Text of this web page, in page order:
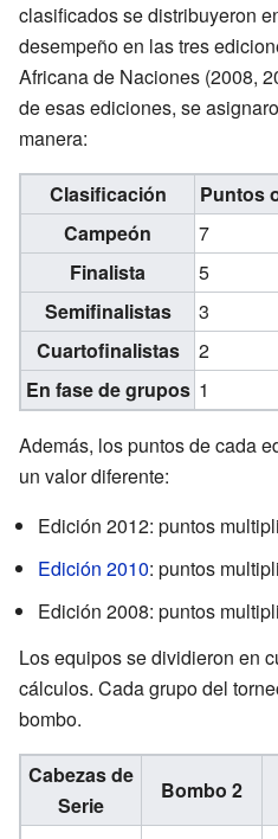
clasificados se distribuyeron
desempeño en las tres
Africana de Naciones (2008,
de esas ediciones, se
manera:
Clasificación
Puntos
Campeón
7
Finalista
5
Semifinalistas
3
Cuartofinalistas
2
En fase de grupos 1
Además, los puntos de cada
un valor diferente:
Edición 2012: puntos
Edición 2010: puntos
Edición 2008: puntos
Los equipos se dividieron en
cálculos. Cada grupo del
bombo.
Cabezas de
Serie
Bombo 2